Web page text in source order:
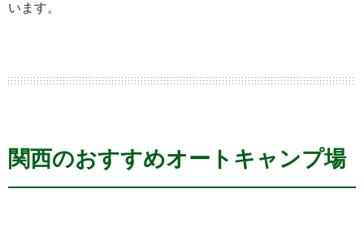
います。
関西のおすすめオートキャンプ場